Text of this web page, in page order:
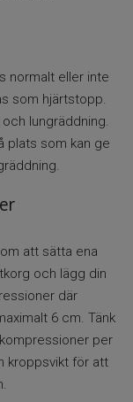
normalt eller inte
som hjärtstopp.
lungräddning.
plats som kan ge
att sätta ena
och lägg din
där
6 cm. Tänk
per
kroppsvikt för att